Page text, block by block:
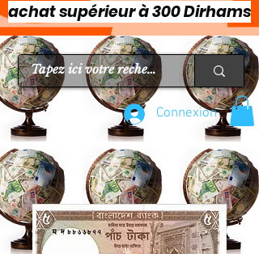
achat supérieur à 300 Dirhams
Connexion